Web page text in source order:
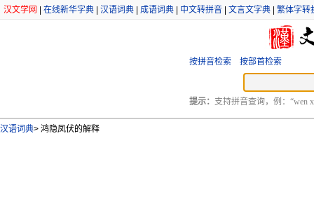
汉文学网 在线新华字典 汉语词典 成语词典 中文转拼音 文言文字典 繁体字转
按拼音检索 按部首检索
提示： 支持拼音查询，例：“wen
汉语词典> 鸿隐凤伏的解释